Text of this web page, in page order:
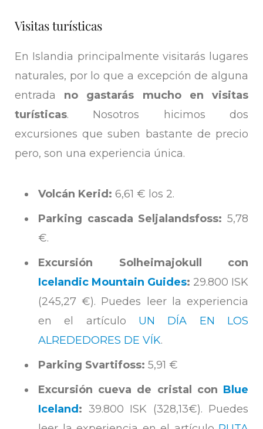
Visitas turísticas
En Islandia principalmente visitarás lugares
naturales, por lo que a excepción de alguna
entrada no gastarás mucho en visitas
turísticas. Nosotros hicimos dos
excursiones que suben bastante de precio
pero, son una experiencia única.
Volcán Kerid: 6,61 € los 2.
Parking cascada Seljalandsfoss: 5,78
€.
Excursión Solheimajokull con
Icelandic Mountain Guides: 29.800 ISK
(245,27 €). Puedes leer la experiencia
en el artículo UN DÍA EN LOS
ALREDEDORES DE VÍK.
Parking Svartifoss: 5,91 €
Excursión cueva de cristal con Blue
Iceland : 39.800 ISK (328,13€). Puedes